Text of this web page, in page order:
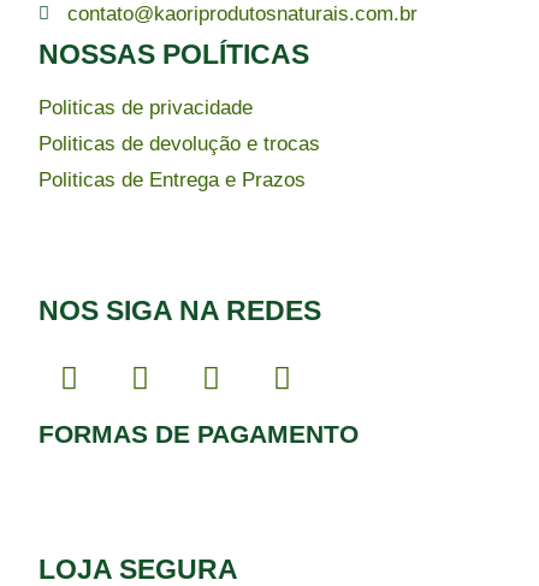
contato@kaoriprodutosnaturais.com.br
NOSSAS POLÍTICAS
Politicas de privacidade
Politicas de devolução e trocas
Politicas de Entrega e Prazos
NOS SIGA NA REDES
FORMAS DE PAGAMENTO
LOJA SEGURA